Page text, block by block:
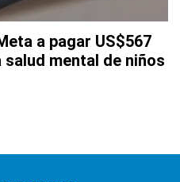
a pagar US$567
mental de niños